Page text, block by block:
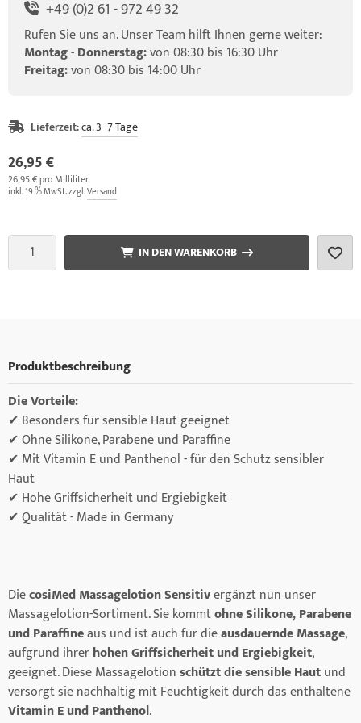
+49 (0)2 61 - 972 49 32
Rufen Sie uns an. Unser Team hilft Ihnen gerne weiter:
Montag - Donnerstag:von 08:30 bis 16:30 Uhr
Freitag:von 08:30 bis 14:00 Uhr
Lieferzeit:ca. 3- 7 Tage
26,95 €
26,95 € pro Milliliter
inkl. 19 % MwSt. zzgl.Versand
IN DEN WARENKORB
Produktbeschreibung
Die Vorteile:
✔ Besonders für sensible Haut geeignet
✔ Ohne Silikone, Parabene und Paraffine
✔ Mit Vitamin E und Panthenol - für den Schutz sensibler
Haut
✔ Hohe Griffsicherheit und Ergiebigkeit
✔ Qualität - Made in Germany
DiecosiMed Massagelotion Sensitivergänzt nun unser
Massagelotion-Sortiment. Sie kommtohne Silikone, Parabene
und Paraffineaus und ist auch für dieausdauernde Massage,
aufgrund ihrerhohen Griffsicherheit und Ergiebigkeit,
geeignet. Diese Massagelotionschützt die sensible Hautund
versorgt sie nachhaltig mit Feuchtigkeit durch das enthaltene
Vitamin E und Panthenol.